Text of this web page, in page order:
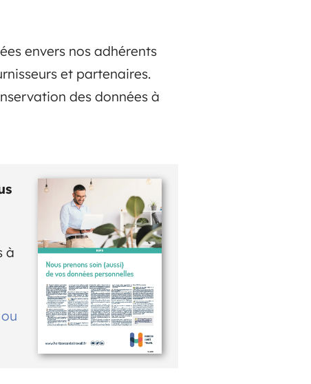
envers nos adhérents
et partenaires.
des données à
à